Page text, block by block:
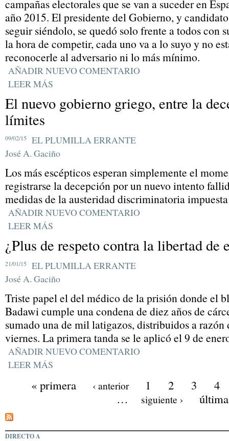
campañas electorales que se van a suceder en
año 2015. El presidente del Gobierno, y
seguir siéndolo, se quedó solo frente a todos con
la hora de competir, cada uno va a lo suyo y no
reconocerle al adversario ni lo más mínimo.
AÑADIR NUEVO COMENTARIO
LEER MÁS
El nuevo gobierno griego, entre la
límites
09/02/15
EL PLUMILLA ERRANTE
José A. Gaciño
Los más escépticos esperan simplemente el
registrarse la decepción por un nuevo intento
medidas de la austeridad discriminatoria
AÑADIR NUEVO COMENTARIO
LEER MÁS
¿Plus de respeto contra la libertad de
21/01/15
EL PLUMILLA ERRANTE
José A. Gaciño
Triste papel el del médico de la prisión donde el
Badawi cumple una condena de diez años de
sumado una de mil latigazos, distribuidos a razón
viernes. La primera tanda se le aplicó el 9 de
AÑADIR NUEVO COMENTARIO
LEER MÁS
« primera ‹ anterior 1 2 3
4
…
siguiente ›
DIRECTO A